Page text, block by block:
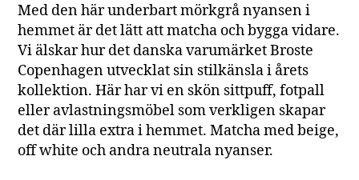
Med den här underbart mörkgrå nyansen i
hemmet är det lätt att matcha och bygga vidare.
Vi älskar hur det danska varumärket Broste
Copenhagen utvecklat sin stilkänsla i årets
kollektion. Här har vi en skön sittpuff, fotpall
eller avlastningsmöbel som verkligen skapar
det där lilla extra i hemmet. Matcha med beige,
off white och andra neutrala nyanser.